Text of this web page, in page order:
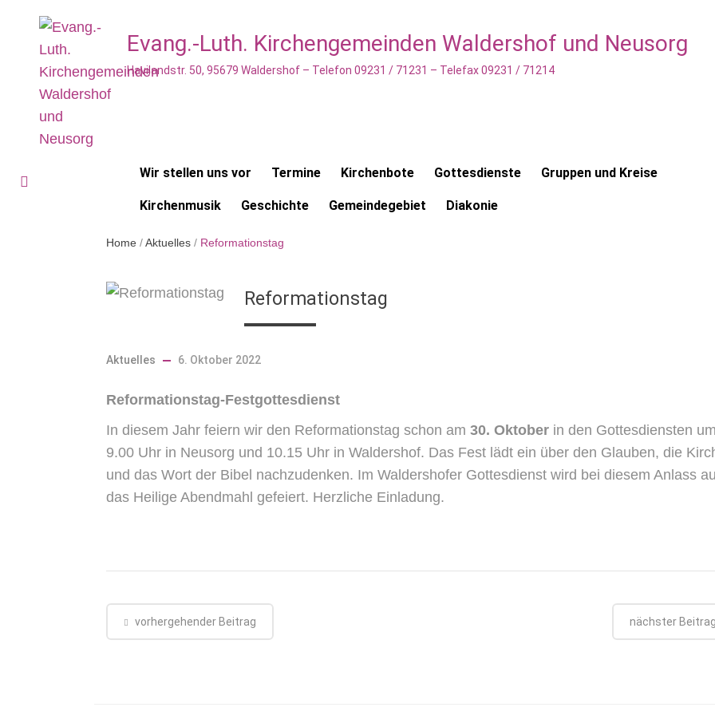
Evang.-Luth. Kirchengemeinden Waldershof und Neusorg
Havilandstr. 50, 95679 Waldershof – Telefon 09231 / 71231 – Telefax 09231 / 71214
Wir stellen uns vor Termine Kirchenbote Gottesdienste Gruppen und Kreise
Kirchenmusik Geschichte Gemeindegebiet Diakonie
Home / Aktuelles/ Reformationstag
Reformationstag
Aktuelles 6. Oktober 2022
Reformationstag-Festgottesdienst
In diesem Jahr feiern wir den Reformationstag schon am 30. Oktoberin den Gottesdiensten um
9.00 Uhr in Neusorg und 10.15 Uhr in Waldershof. Das Fest lädt ein über den Glauben, die
und das Wort der Bibel nachzudenken. Im Waldershofer Gottesdienst wird bei diesem Anlass
das Heilige Abendmahl gefeiert. Herzliche Einladung.
vorhergehender Beitrag nächster Beitrag